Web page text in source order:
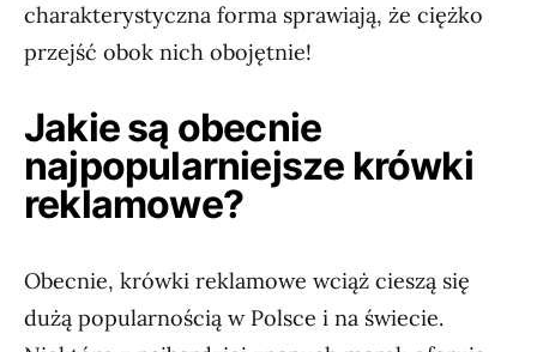
charakterystyczna forma sprawiają, że ciężko
przejść obok nich obojętnie!
Jakie są obecnie
najpopularniejsze krówki
reklamowe?
Obecnie, krówki reklamowe wciąż cieszą się
dużą popularnością w Polsce i na świecie.